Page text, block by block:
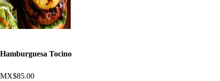
Hamburguesa Tocino
MX$85.00